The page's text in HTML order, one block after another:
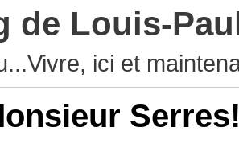
de Louis-
ici et